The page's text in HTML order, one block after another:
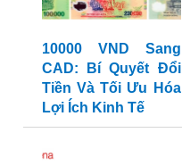
10000 VND Sang
CAD: Bí Quyết Đổi
Tiền Và Tối Ưu Hóa
Lợi Ích Kinh Tế